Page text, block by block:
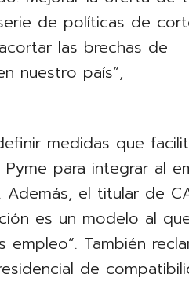
de políticas de
las brechas de
nuestro país”,
medidas que
para integrar al
el titular de
es un modelo al
También
de